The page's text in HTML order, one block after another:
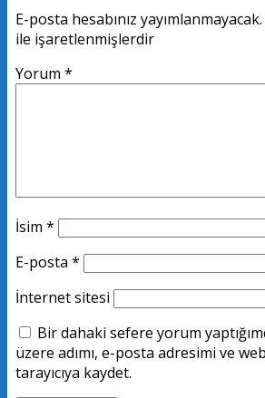
E-posta hesabınız yayımlanmayacak.
ile işaretlenmişlerdir
Yorum *
İsim *
E-posta *
İnternet sitesi
Bir dahaki sefere yorum
üzere adımı, e-posta adresimi ve
tarayıcıya kaydet.